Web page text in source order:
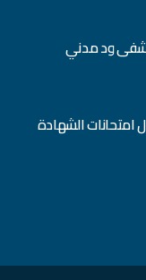
ود مدني
الشهادة